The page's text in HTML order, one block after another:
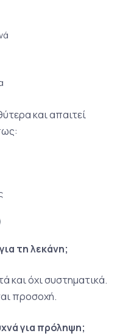
και απαιτεί
τη λεκάνη;
και όχι συστηματικά.
προσοχή.
για πρόληψη;